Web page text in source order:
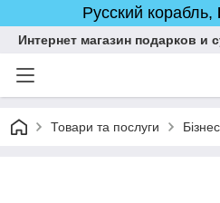
Русский корабль,
Интернет магазин подарков и
Товари та послуги